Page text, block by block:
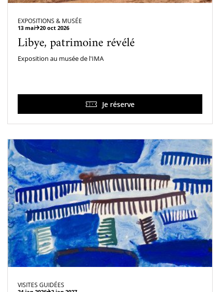
EXPOSITIONS & MUSÉE
13 mai 20 oct 2026
Libye, patrimoine révélé
Exposition au musée de l'IMA
Je réserve
VISITES GUIDÉES